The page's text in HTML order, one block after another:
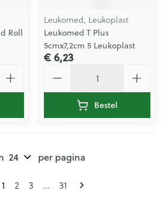
Roll
Leukomed, Leukoplast
Leukomed T Plus
5cmx7,2cm 5 Leukoplast
€ 6,23
Bestel
Pagina's
U lees momenteel pagina
1 Pagina
2 Pagina
3 ... Pagina
31
per pagina